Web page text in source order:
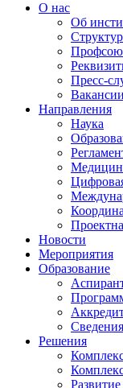
О нас
Об
Пресс-
Вакансии
Направления
Наука
Новости
Мероприятия
Образование
Решения